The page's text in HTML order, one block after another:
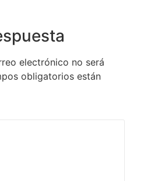
electrónico no será
obligatorios están